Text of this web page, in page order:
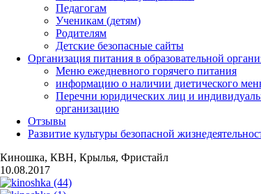
Педагогам
Ученикам (детям)
Родителям
Детские безопасные сайты
Организация питания в образовательной
Меню ежедневного горячего питания
информацию о наличии диетического
Перечни юридических лиц и
организацию
Отзывы
Развитие культуры безопасной
Киношка, КВН, Крылья, Фристайл
10.08.2017